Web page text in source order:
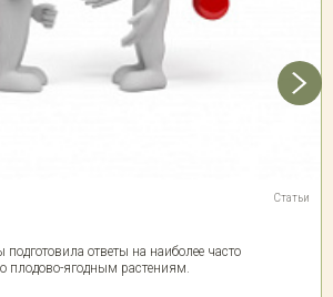
Статьи
ответы на наиболее часто
плодово-ягодным растениям.